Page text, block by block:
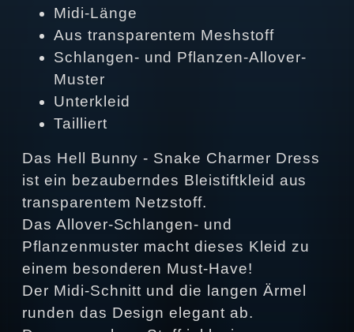
Midi-Länge
Aus transparentem Meshstoff
Schlangen- und Pflanzen-Allover-
Muster
Unterkleid
Tailliert
Das Hell Bunny - Snake Charmer Dress
ist ein bezauberndes Bleistiftkleid aus
transparentem Netzstoff.
Das Allover-Schlangen- und
Pflanzenmuster macht dieses Kleid zu
einem besonderen Must-Have!
Der Midi-Schnitt und die langen Ärmel
runden das Design elegant ab.